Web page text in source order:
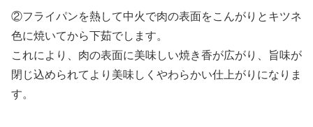
②フライパンを熱して中火で肉の表面をこんがりとキツネ
色に焼いてから下茹でします。
これにより、肉の表面に美味しい焼き香が広がり、旨味が
閉じ込められてより美味しくやわらかい仕上がりになりま
す。